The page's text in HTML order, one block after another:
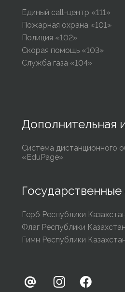
Единый call-центр «111»
Пожарная охрана «101»
Полиция «102»
Скорая помощь «103»
Служба газа «104»
Дополнительная
Система дистанционного
«EduPage»
Герб Республики
Флаг Республики Казахстан
Гимн Республики